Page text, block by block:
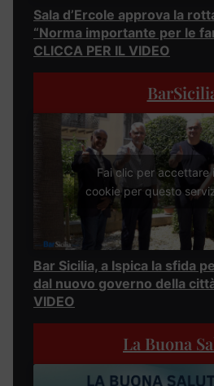
Sala d’Ercole approva la
“Norma importante per le
CLICCA PER IL VIDEO
Fai clic per accettare i
cookie per questo
Bar Sicilia, a Ispica la sfida
dal nuovo governo della
VIDEO
La Buona